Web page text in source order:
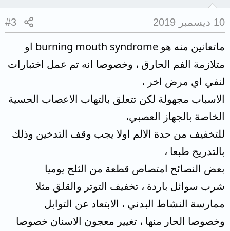
10 ديسمبر 2019 #3
ماتعانين منه هو burning mouth syndrome او
متلازمة الفم الحارق ، وخصوصا انه تم عمل اختبارات
لنفي اي مرض اخر ،
الاسباب مجهولة لكن تتعلق بالتهاب الاعصاب الحسية
الخاصة بالجهاز العصبي،
للتخفيف من حدة الالم اولا يجب وقف التدخين وذلك
بالتدريج طبعا ،
بعض النصائح امتصاص قطعة من الثلج يوميا
شرب سوائل باردة ، تخفيف التوتر والقلق مثلا
ممارسة النشاط البدني ، الابتعاد عن التوابل
وخصوصا الحار منها ، تغيير معجون الاسنان خصوصا